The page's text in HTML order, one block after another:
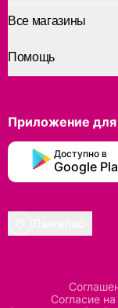
Помощь
Все магазины
Приложение для
Доступно в
Google
Согласие